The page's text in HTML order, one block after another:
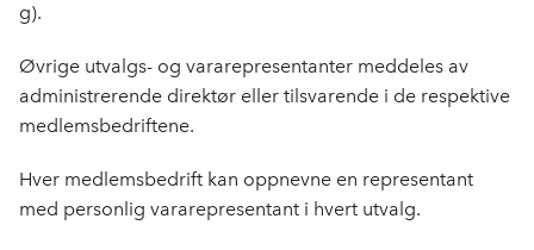
g).
Øvrige utvalgs- og vararepresentanter meddeles av
administrerende direktør eller tilsvarende i de respektive
medlemsbedriftene.
Hver medlemsbedrift kan oppnevne en representant
med personlig vararepresentant i hvert utvalg.